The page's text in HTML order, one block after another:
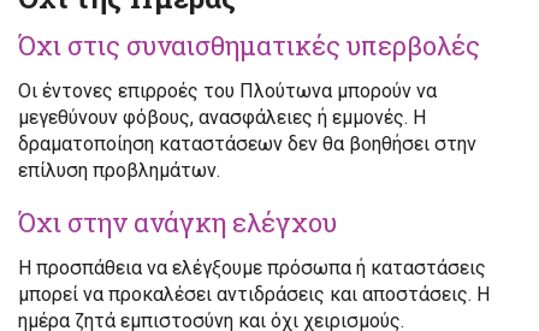
Όχι στις συναισθηματικές υπερβολές
Οι έντονες επιρροές του Πλούτωνα μπορούν να
μεγεθύνουν φόβους, ανασφάλειες ή εμμονές. Η
δραματοποίηση καταστάσεων δεν θα βοηθήσει στην
επίλυση προβλημάτων.
Όχι στην ανάγκη ελέγχου
Η προσπάθεια να ελέγξουμε πρόσωπα ή καταστάσεις
μπορεί να προκαλέσει αντιδράσεις και αποστάσεις. Η
ημέρα ζητά εμπιστοσύνη και όχι χειρισμούς.